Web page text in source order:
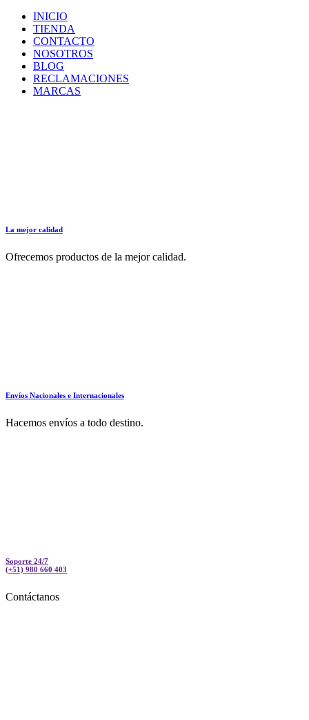
INICIO
TIENDA
CONTACTO
NOSOTROS
BLOG
RECLAMACIONES
MARCAS
La mejor calidad
Ofrecemos productos de la mejor calidad.
Envíos Nacionales e Internacionales
Hacemos envíos a todo destino.
Soporte 24/7
(+51) 980 660 403
Contáctanos